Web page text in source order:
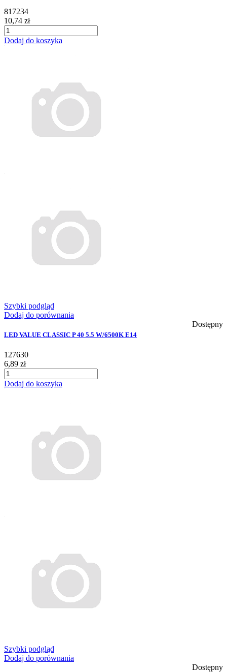
817234
10,74 zł
Dodaj do koszyka
Szybki podgląd
Dodaj do porównania
Dostępny
LED VALUE CLASSIC P 40 5.5 W/6500K E14
127630
6,89 zł
Dodaj do koszyka
Szybki podgląd
Dodaj do porównania
Dostępny